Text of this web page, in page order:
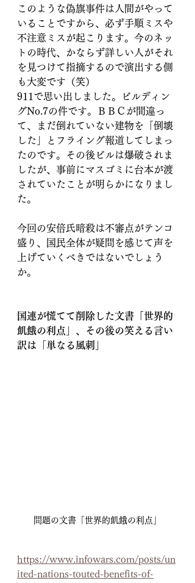
このような偽旗事件は人間がやって
いることですから、必ず手順ミスや
不注意ミスが起こります。今のネッ
トの時代、かならず詳しい人がそれ
を見つけて指摘するので演出する側
も大変です（笑）
911で思い出しました。ビルディン
グNo.7の件です。ＢＢＣが間違っ
て、まだ倒れていない建物を「倒壊
した」とフライング報道してしまっ
たのです。その後ビルは爆破されま
したが、事前にマスゴミに台本が渡
されていたことが明らかになりまし
た。
今回の安倍氏暗殺は不審点がテンコ
盛り、国民全体が疑問を感じて声を
上げていくべきではないでしょう
か。
国連が慌てて削除した文書「世界的
飢餓の利点」、その後の笑える言い
訳は「単なる風刺」
問題の文書「世界的飢餓の利点」
https://www.infowars.com/posts/un
ited-nations-touted-benefits-of-